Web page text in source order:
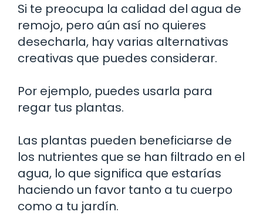
Si te preocupa la calidad del agua de
remojo, pero aún así no quieres
desecharla, hay varias alternativas
creativas que puedes considerar.
Por ejemplo, puedes usarla para
regar tus plantas.
Las plantas pueden beneficiarse de
los nutrientes que se han filtrado en el
agua, lo que significa que estarías
haciendo un favor tanto a tu cuerpo
como a tu jardín.